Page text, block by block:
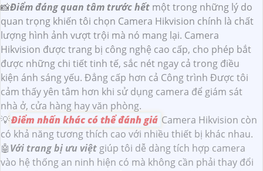
📸Điểm đáng quan tâm trước hết một trong những lý do
quan trọng khiến tôi chọn Camera Hikvision chính là chất
lượng hình ảnh vượt trội mà nó mang lại. Camera
Hikvision được trang bị công nghệ cao cấp, cho phép bắt
được những chi tiết tinh tế, sắc nét ngay cả trong điều
kiện ánh sáng yếu. Đẳng cấp hơn cả Công trình Được tôi
cảm thấy yên tâm hơn khi sử dụng camera để giám sát
nhà ở, cửa hàng hay văn phòng.
💡Điểm nhấn khác có thể đánh giá Camera Hikvision còn
có khả năng tương thích cao với nhiều thiết bị khác nhau.
🤖️Với trang bị ưu việt giúp tôi dễ dàng tích hợp camera
vào hệ thống an ninh hiện có mà không cần phải thay đổi